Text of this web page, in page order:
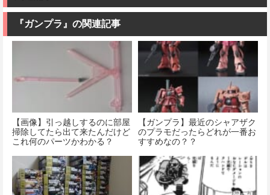
『ガンプラ』の関連記事
【画像】引っ越しするのに部屋
掃除してたら出て来たんだけど
これ何のパーツかわかる？
【ガンプラ】最近のシャアザク
のプラモだったらどれが一番お
すすめなの？？